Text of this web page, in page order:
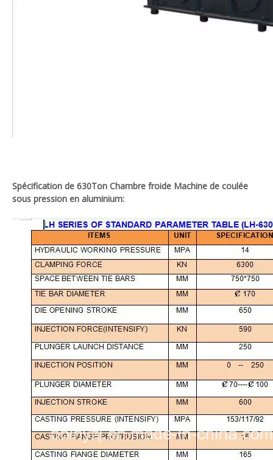
Spécification de 630Ton Chambre froide Machine de coulée
sous pression en aluminium: